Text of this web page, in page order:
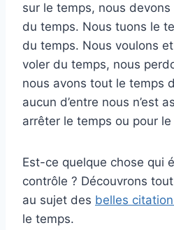
sur le temps, nous devons
du temps. Nous tuons le
du temps. Nous voulons
voler du temps, nous
nous avons tout le temps
aucun d’entre nous n’est
arrêter le temps ou pour le
Est-ce quelque chose qui
contrôle ? Découvrons
au sujet des belles
le temps.